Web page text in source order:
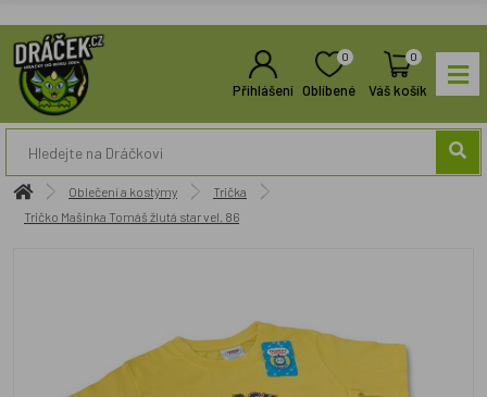
Přihlášení
0
Oblíbené
0
Váš košík
Oblečení a kostýmy
Trička
Tričko Mašinka Tomáš žlutá star vel. 86